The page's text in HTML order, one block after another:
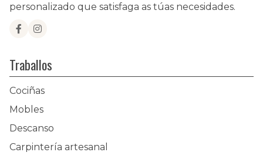
personalizado que satisfaga as túas necesidades.
Traballos
Cociñas
Mobles
Descanso
Carpintería artesanal